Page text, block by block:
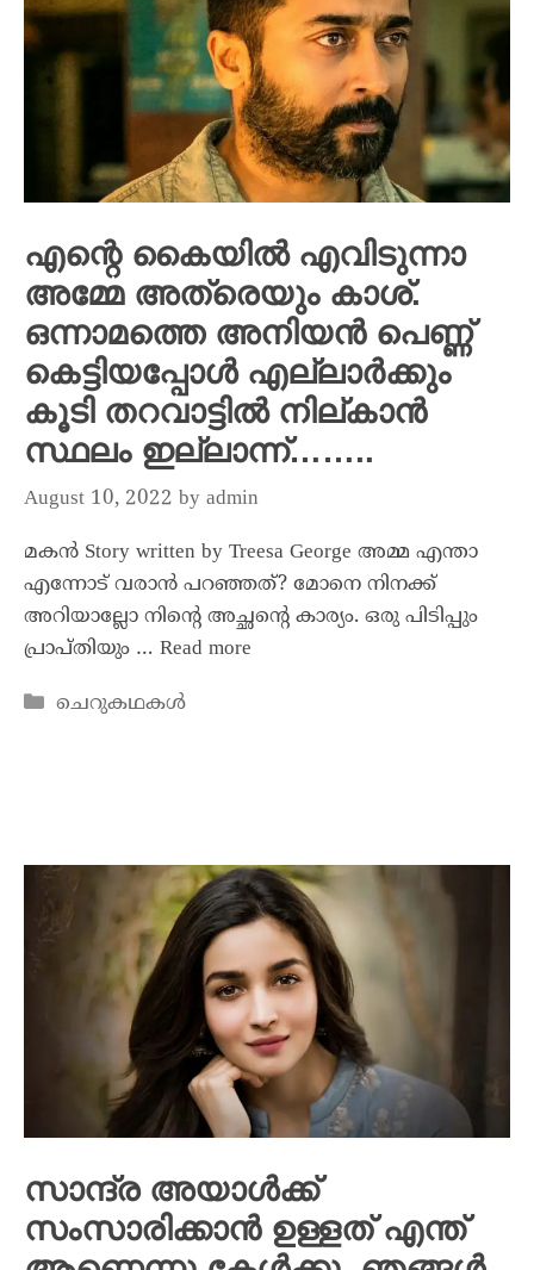
എന്റെ കൈയിൽ എവിടുന്നാ
അമ്മേ അത്രെയും കാശ്.
ഒന്നാമത്തെ അനിയൻ പെണ്ണ്
കെട്ടിയപ്പോൾ എല്ലാർക്കും
കൂടി തറവാട്ടിൽ നില്കാൻ
സ്ഥലം ഇല്ലാന്ന്……..
August 10, 2022 by admin
മകൻ Story written by Treesa George അമ്മ എന്താ
എന്നോട് വരാൻ പറഞ്ഞത്? മോനെ നിനക്ക്
അറിയാല്ലോ നിന്റെ അച്ഛന്റെ കാര്യം. ഒരു പിടിപ്പും
പ്രാപ്തിയും … Read more
ചെറുകഥകൾ
സാന്ദ്ര അയാൾക്ക്
സംസാരിക്കാൻ ഉള്ളത് എന്ത്